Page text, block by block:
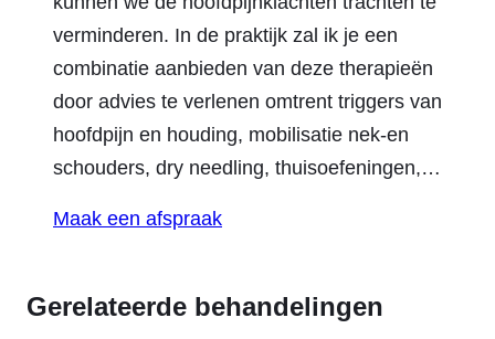
verminderen. In de praktijk zal ik je een
combinatie aanbieden van deze therapieën
door advies te verlenen omtrent triggers van
hoofdpijn en houding, mobilisatie nek-en
schouders, dry needling, thuisoefeningen,…
Maak een afspraak
Gerelateerde behandelingen